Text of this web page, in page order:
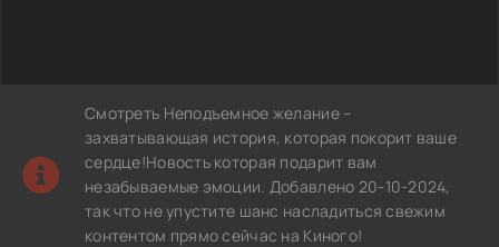
Смотреть Неподъемное желание –
захватывающая история, которая покорит ваше
сердце!Новость которая подарит вам
незабываемые эмоции. Добавлено 20-10-2024,
так что не упустите шанс насладиться свежим
контентом прямо сейчас на Киного!